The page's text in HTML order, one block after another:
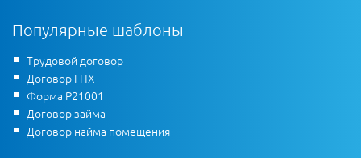
Популярные шаблоны
Трудовой договор
Договор ГПХ
Форма Р21001
Договор займа
Договор найма помещения